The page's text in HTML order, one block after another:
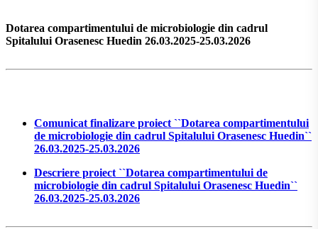
Dotarea compartimentului de microbiologie din cadrul
Spitalului Orasenesc Huedin 26.03.2025-25.03.2026
Comunicat finalizare proiect ``Dotarea compartimentului
de microbiologie din cadrul Spitalului Orasenesc Huedin``
26.03.2025-25.03.2026
Descriere proiect ``Dotarea compartimentului de
microbiologie din cadrul Spitalului Orasenesc Huedin``
26.03.2025-25.03.2026